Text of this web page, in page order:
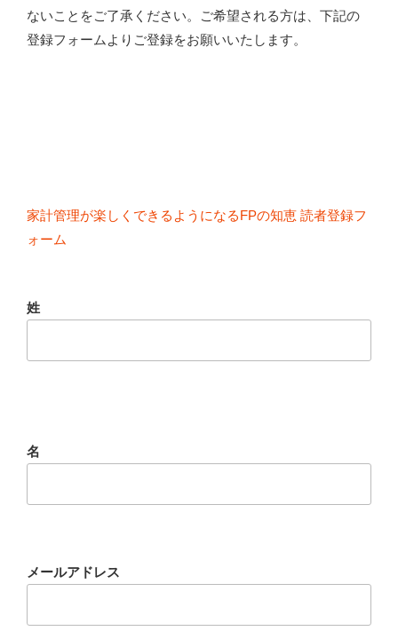
ないことをご了承ください。ご希望される方は、下記の
登録フォームよりご登録をお願いいたします。
家計管理が楽しくできるようになるFPの知恵 読者登録フ
ォーム
姓
名
メールアドレス